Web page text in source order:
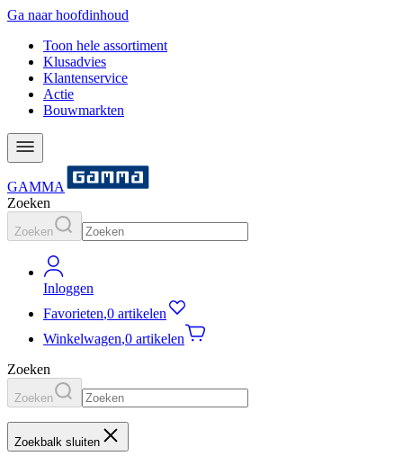
Ga naar hoofdinhoud
Toon hele assortiment
Klusadvies
Klantenservice
Actie
Bouwmarkten
GAMMA
Zoeken
Zoeken
Inloggen
Favorieten,0 artikelen
Winkelwagen,0 artikelen
Zoeken
Zoeken
Zoekbalk sluiten